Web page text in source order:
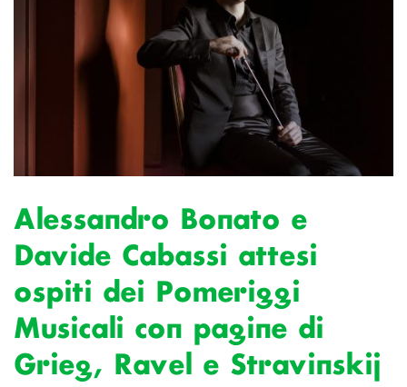
Alessandro Bonato e
Davide Cabassi attesi
ospiti dei Pomeriggi
Musicali con pagine di
Grieg, Ravel e Stravinskij